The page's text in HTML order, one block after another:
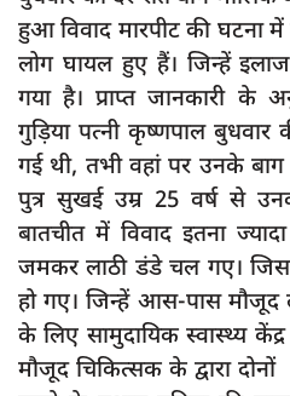
प्रशासनिक
दुर्घटना
editors-pick
other
Login
Register
हुआ विवाद मारपीट की घटना में
लोग घायल हुए हैं। जिन्हें
गया है। प्राप्त जानकारी के
गुड़िया पत्नी कृष्णपाल
गई थी, तभी वहां पर उनके
पुत्र सुखई उम्र 25 वर्ष से
बातचीत में विवाद इतना
जमकर लाठी डंडे चल गए।
हो गए। जिन्हें आस-पास मौजूद
के लिए सामुदायिक स्वास्थ्य
मौजूद चिकित्सक के द्वारा